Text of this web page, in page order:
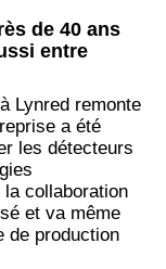
de 40 ans
entre
à Lynr​ed remonte
a été
les détecteurs
collaboration
et va même
de production